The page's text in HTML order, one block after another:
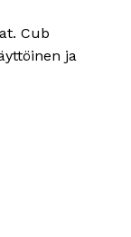
Cub
ja